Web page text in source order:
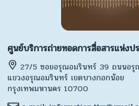
ศูนย์บริการถ่ายทอดการสื่อสารแห่งป
27/5 ซอยอรุณอมรินทร์ 39 ถนนอรุ
แขวงอรุณอมรินทร์ เขตบางกอกน้อย
กรุงเทพมหานคร 10700